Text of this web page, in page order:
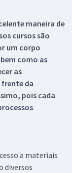
maneira de
cursos são
um corpo
como as
as
da
pois cada
a materiais
diversos